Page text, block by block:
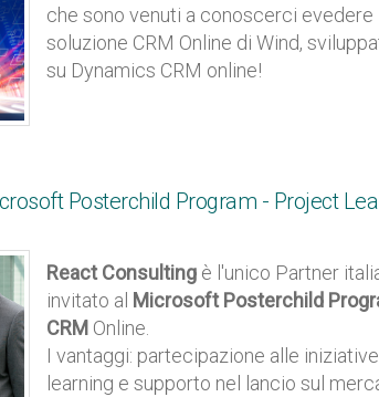
che sono venuti a conoscerci evedere
soluzione CRM Online di Wind,
su Dynamics CRM online!
Posterchild Program - Project
React Consultingè l'unico Partner
invitato al Microsoft Posterchild
CRM Online.
I vantaggi: partecipazione alle
learning e supporto nel lancio sul